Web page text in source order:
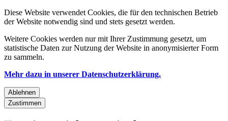
Diese Website verwendet Cookies, die für den technischen Betrieb
der Website notwendig sind und stets gesetzt werden.
Weitere Cookies werden nur mit Ihrer Zustimmung gesetzt, um
statistische Daten zur Nutzung der Website in anonymisierter Form
zu sammeln.
Mehr dazu in unserer Datenschutzerklärung.
Ablehnen
Zustimmen